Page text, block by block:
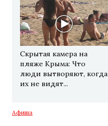
Скрытая камера на
пляже Крыма: Что
люди вытворяют, когда
их не видят...
Афиша